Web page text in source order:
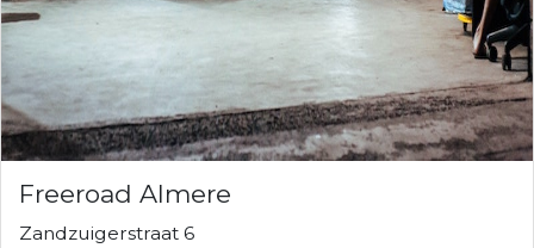
Freeroad Almere
Zandzuigerstraat 6